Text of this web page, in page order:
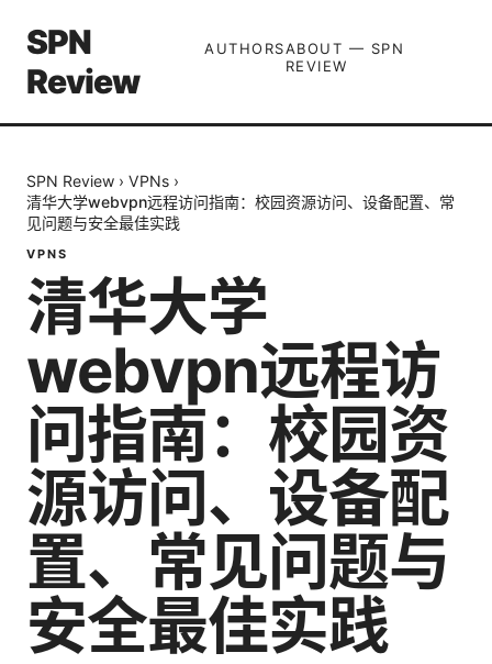
SPN
Review
AUTHORSABOUT — SPN
REVIEW
SPN Review › VPNs ›
清华大学webvpn远程访问指南：校园资源访问、设备配置、常
见问题与安全最佳实践
VPNS
清华大学
webvpn远程访
问指南：校园资
源访问、设备配
置、常见问题与
安全最佳实践